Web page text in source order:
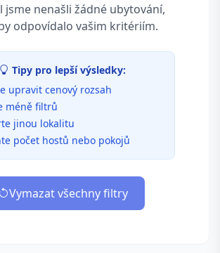
jsme nenašli žádné ubytování,
odpovídalo vašim kritériím.
Tipy pro lepší výsledky:
upravit cenový rozsah
méně filtrů
jinou lokalitu
počet hostů nebo pokojů
Vymazat všechny filtry